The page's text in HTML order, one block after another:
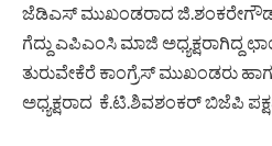
ಜೆಡಿಎಸ್ ಮುಖಂಡರಾದ
ಗೆದ್ದು ಎಪಿಎಂಸಿ ಮಾಜಿ ಅಧ್ಯಕ್ಷರಾಗಿದ್ದ
ತುರುವೇಕೆರೆ ಕಾಂಗ್ರೆಸ್ ಮುಖಂಡರು
ಅಧ್ಯಕ್ಷರಾದ ಕೆ.ಟಿ.ಶಿವಶಂಕರ್ ಬಿಜೆಪಿ